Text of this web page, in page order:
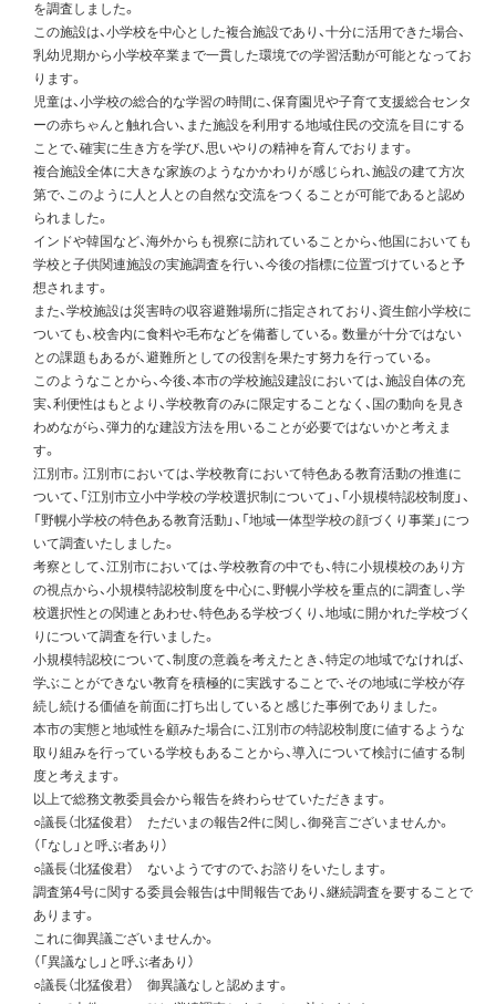
を調査しました。
この施設は、小学校を中心とした複合施設であり、十分に活用できた場合、
乳幼児期から小学校卒業まで一貫した環境での学習活動が可能となってお
ります。
児童は、小学校の総合的な学習の時間に、保育園児や子育て支援総合センタ
ーの赤ちゃんと触れ合い、また施設を利用する地域住民の交流を目にする
ことで、確実に生き方を学び、思いやりの精神を育んでおります。
複合施設全体に大きな家族のようなかかわりが感じられ、施設の建て方次
第で、このように人と人との自然な交流をつくることが可能であると認め
られました。
インドや韓国など、海外からも視察に訪れていることから、他国においても
学校と子供関連施設の実施調査を行い、今後の指標に位置づけていると予
想されます。
また、学校施設は災害時の収容避難場所に指定されており、資生館小学校に
ついても、校舎内に食料や毛布などを備蓄している。数量が十分ではない
との課題もあるが、避難所としての役割を果たす努力を行っている。
このようなことから、今後、本市の学校施設建設においては、施設自体の充
実、利便性はもとより、学校教育のみに限定することなく、国の動向を見き
わめながら、弾力的な建設方法を用いることが必要ではないかと考えま
す。
江別市。江別市においては、学校教育において特色ある教育活動の推進に
ついて、「江別市立小中学校の学校選択制について」、「小規模特認校制度」、
「野幌小学校の特色ある教育活動」、「地域一体型学校の顔づくり事業」につ
いて調査いたしました。
考察として、江別市においては、学校教育の中でも、特に小規模校のあり方
の視点から、小規模特認校制度を中心に、野幌小学校を重点的に調査し、学
校選択性との関連とあわせ、特色ある学校づくり、地域に開かれた学校づく
りについて調査を行いました。
小規模特認校について、制度の意義を考えたとき、特定の地域でなければ、
学ぶことができない教育を積極的に実践することで、その地域に学校が存
続し続ける価値を前面に打ち出していると感じた事例でありました。
本市の実態と地域性を顧みた場合に、江別市の特認校制度に値するような
取り組みを行っている学校もあることから、導入について検討に値する制
度と考えます。
以上で総務文教委員会から報告を終わらせていただきます。
○議長（北猛俊君） ただいまの報告2件に関し、御発言ございませんか。
（「なし」と呼ぶ者あり）
○議長（北猛俊君） ないようですので、お諮りをいたします。
調査第4号に関する委員会報告は中間報告であり、継続調査を要することで
あります。
これに御異議ございませんか。
（「異議なし」と呼ぶ者あり）
○議長（北猛俊君） 御異議なしと認めます。